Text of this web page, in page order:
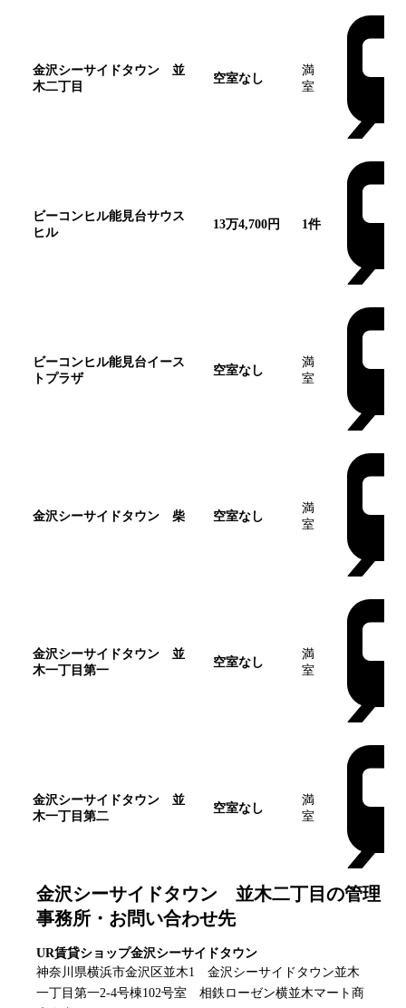
金沢シーサイドタウン 並
木二丁目
空室なし
満
室
ビーコンヒル能見台サウス
ヒル
13万4,700円 1件
ビーコンヒル能見台イース
トプラザ
空室なし
満
室
金沢シーサイドタウン 柴 空室なし
満
室
金沢シーサイドタウン 並
木一丁目第一
空室なし
満
室
金沢シーサイドタウン 並
木一丁目第二
空室なし
満
室
金沢シーサイドタウン 並木二丁目の管理
事務所・お問い合わせ先
UR賃貸ショップ金沢シーサイドタウン
神奈川県横浜市金沢区並木1 金沢シーサイドタウン並木
一丁目第一2-4号棟102号室 相鉄ローゼン横並木マート商